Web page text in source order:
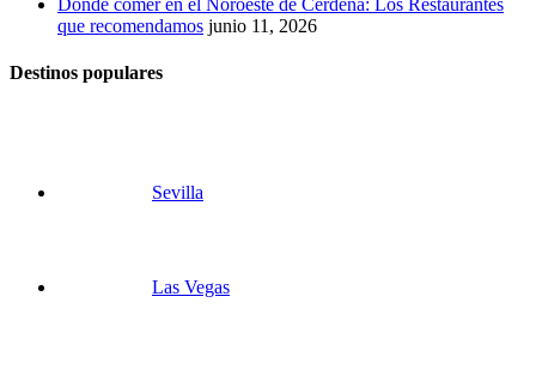
Dónde comer en el Noroeste de Cerdeña: Los Restaurantes
que recomendamos junio 11, 2026
Destinos populares
Sevilla
Las Vegas